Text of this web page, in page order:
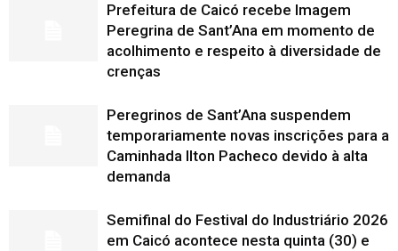
Prefeitura de Caicó recebe Imagem
Peregrina de Sant’Ana em momento de
acolhimento e respeito à diversidade de
crenças
Peregrinos de Sant’Ana suspendem
temporariamente novas inscrições para a
Caminhada Ilton Pacheco devido à alta
demanda
Semifinal do Festival do Industriário 2026
em Caicó acontece nesta quinta (30) e